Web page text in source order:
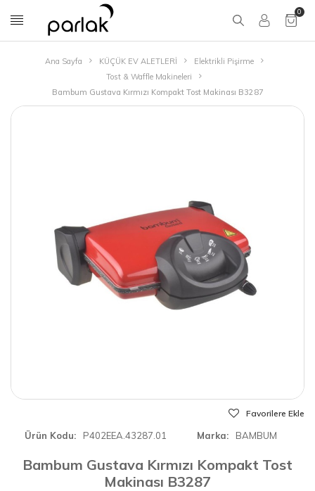
0
Ana Sayfa KÜÇÜK EV ALETLERİ
Elektrikli Pişirme
Tost & Waffle Makineleri
Bambum Gustava Kırmızı Kompakt Tost Makinası B3287
Favorilere Ekle
Ürün Kodu P402EEA.43287.01 Marka BAMBUM
Bambum Gustava Kırmızı Kompakt Tost
Makinası B3287